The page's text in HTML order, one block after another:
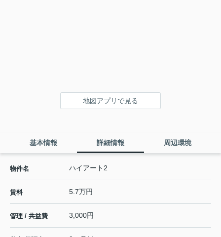
地図アプリで見る
基本情報 詳細情報 周辺環境
物件名 ハイアート2
賃料 5.7万円
管理 / 共益費 3,000円